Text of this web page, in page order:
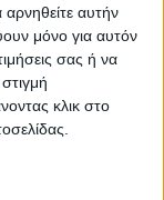
αυτήν
μόνο για αυτόν
σας ή να
κλικ στο